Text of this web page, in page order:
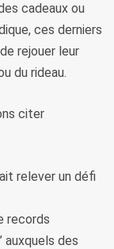
cadeaux ou
ces derniers
rejouer leur
du rideau.
citer
relever un défi
records
auxquels des